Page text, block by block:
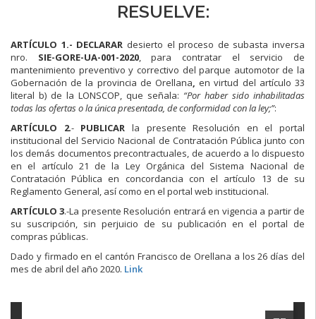
RESUELVE:
ARTÍCULO 1.- DECLARAR desierto el proceso de subasta inversa
nro. SIE-GORE-UA-001-2020, para contratar el servicio de
mantenimiento preventivo y correctivo del parque automotor de la
Gobernación de la provincia de Orellana,en virtud del artículo 33
literal b) de la LONSCOP, que señala: “Por haber sido inhabilitadas
todas las ofertas o la única presentada, de conformidad con la ley;”:
ARTÍCULO 2.- PUBLICAR la presente Resolución en el portal
institucional del Servicio Nacional de Contratación Pública junto con
los demás documentos precontractuales, de acuerdo a lo dispuesto
en el artículo 21 de la Ley Orgánica del Sistema Nacional de
Contratación Pública en concordancia con el artículo 13 de su
Reglamento General, así como en el portal web institucional.
ARTÍCULO 3.-La presente Resolución entrará en vigencia a partir de
su suscripción, sin perjuicio de su publicación en el portal de
compras públicas.
Dado y firmado en el cantón Francisco de Orellana a los 26 días del
mes de abril del año 2020. Link